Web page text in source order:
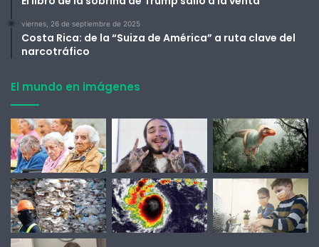
viernes, 26 de septiembre de 2025
Costa Rica: de la “Suiza de América” a ruta clave del
narcotráfico
El mundo en imágenes